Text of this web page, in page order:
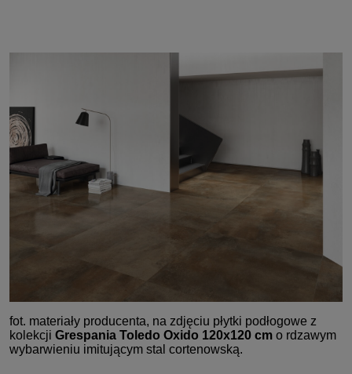
fot. materiały producenta, na zdjęciu płytki podłogowe z
kolekcji Grespania Toledo Oxido 120x120 cm o rdzawym
wybarwieniu imitującym stal cortenowską.